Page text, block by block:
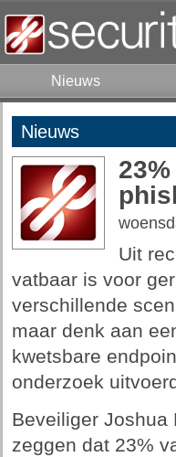
Nieuws
Nieuws
Uit
vatbaar is voor
verschillende
maar denk aan
kwetsbare
onderzoek
Beveiliger Joshua
zeggen dat 23%